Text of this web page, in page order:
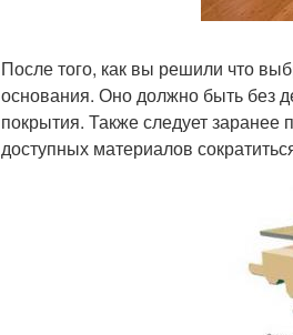
После того, как вы решили что
основания. Оно должно быть без
покрытия. Также следует заранее
доступных материалов